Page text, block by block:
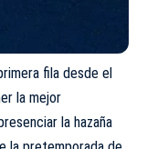
fila desde el
la mejor
la hazaña